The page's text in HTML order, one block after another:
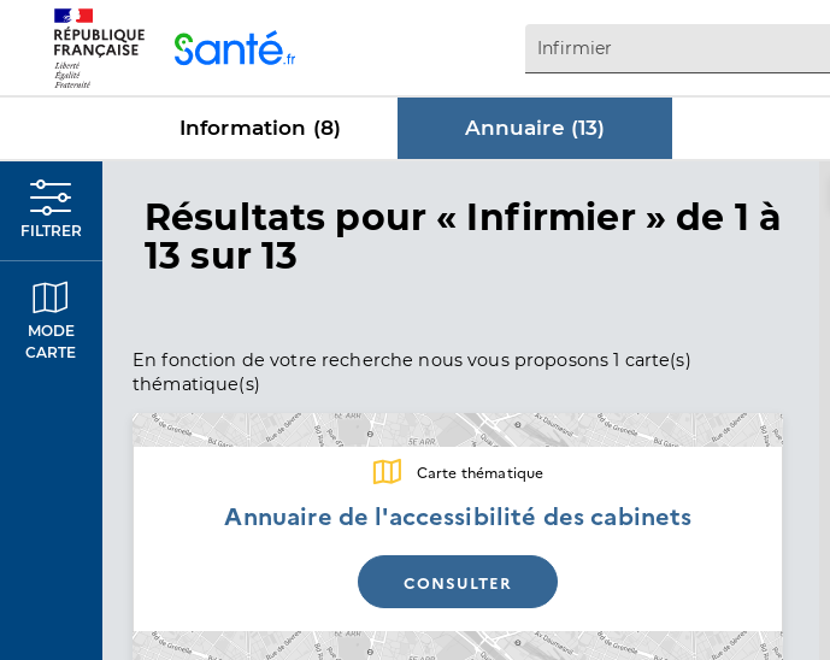
Information (8) Annuaire (13)
FILTRER
MODE
CARTE
Résultats dans Annuaire
pour « Infirmier » de 1 à
13 sur 13
En fonction de votre recherche nous vous proposons 1 carte(s)
thématique(s)
Annuaire de l'accessibilité des cabinets
Carte thématique
CONSULTER
Panneau de gestion des cookies